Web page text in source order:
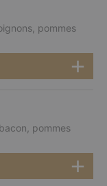
pommes
pommes